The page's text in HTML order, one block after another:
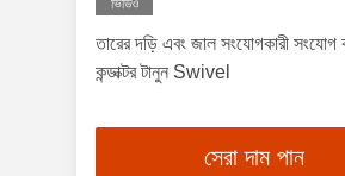
ভিডিও
তারের দড়ি এবং জাল সংযোগকারী সংযোগ
কন্ডাক্টর টানুন Swivel
সেরা দাম পান